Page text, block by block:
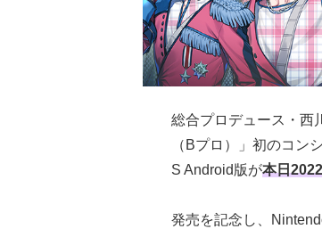
総合プロデュース・西
（Bプロ）」初のコン
S Android版が本日
発売を記念し、